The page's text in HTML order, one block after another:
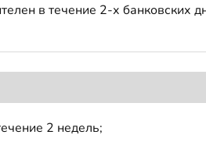
в течение 2-х банковских
2 недель;